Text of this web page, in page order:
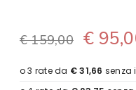
€ 159,00 €